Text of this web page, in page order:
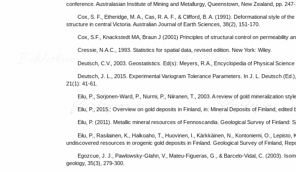
conference. Australasian Institute of Mining and Metallurgy, Queenstown, New Zealand, pp. 247-
Cox, S. F., Etheridge, M. A., Cas, R. A. F., & Clifford, B. A. (1991). Deformational style of
structure in central Victoria. Australian Journal of Earth Sciences, 38(2), 151-170.
Cox, S.F., Knackstedt MA, Braun J (2001) Principles of structural control on permeability
Cressie, N.A.C., 1993. Statistics for spatial data, revised edition. New York: Wiley.
Deutsch, C.V., 2003. Geostatistics. Ed(s): Meyers, R.A., Encyclopedia of Physical
Deutsch, J. L., 2015. Experimental Variogram Tolerance Parameters. In J. L. Deutsch
21(1): 41-61.
Eilu, P., Sorjonen-Ward, P., Nurmi, P., Niiranen, T., 2003. A review of gold mineralization
Eilu, P., 2015.: Overview on gold deposits in Finland, in: Mineral Deposits of Finland, edited
Eilu, P. (2011). Metallic mineral resources of Fennoscandia. Geological Survey of Finland:
Eilu, P., Rasilainen, K., Halkoaho, T., Huovinen, I., Kärkkäinen, N., Kontoniemi, O.,
undiscovered resources in orogenic gold deposits in Finland. Geological Survey of Finland,
Egozcue, J. J., Pawlowsky-Glahn, V., Mateu-Figueras, G., & Barcelo-Vidal, C. (2003).
geology, 35(3), 279-300.